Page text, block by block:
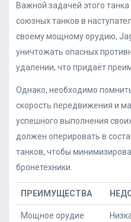
Важной задачей этого
союзных танков в
своему мощному орудию,
уничтожать опасных
удалении, что придаёт
Однако, необходимо
скорость передвижения и
успешного выполнения
должен оперировать в
танков, чтобы
бронетехники.
ПРЕИМУЩЕСТВА
Мощное орудие